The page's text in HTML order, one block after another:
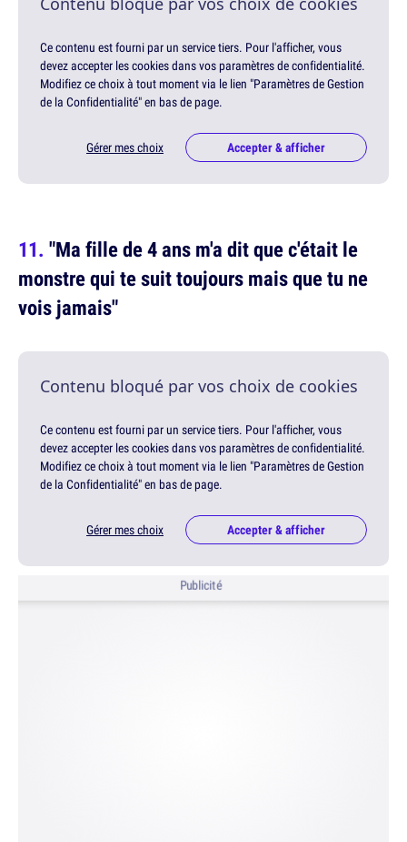
Ce contenu est fourni par un service tiers. Pour l'afficher, vous
devez accepter les cookies dans vos paramètres de confidentialité.
Modifiez ce choix à tout moment via le lien "Paramètres de Gestion
de la Confidentialité" en bas de page.
Gérer mes choix Accepter & afficher
"Ma fille de 4 ans m'a dit que c'était le
monstre qui te suit toujours mais que tu ne
vois jamais"
Contenu bloqué par vos choix de cookies
Ce contenu est fourni par un service tiers. Pour l'afficher, vous
devez accepter les cookies dans vos paramètres de confidentialité.
Modifiez ce choix à tout moment via le lien "Paramètres de Gestion
de la Confidentialité" en bas de page.
Gérer mes choix Accepter & afficher
Publicité